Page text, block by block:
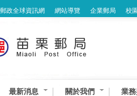
政全球資訊網 網站導覽 企業郵局 校
最新消息 關於我們 業